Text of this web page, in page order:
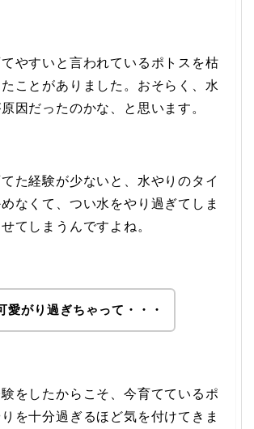
やすいと言われているポトスを枯
ことがありました。おそらく、水
因だったのかな、と思います。
た経験が少ないと、水やりのタイ
なくて、つい水をやり過ぎてしま
てしまうんですよね。
愛がり過ぎちゃって・・・
をしたからこそ、今育てているポ
りを十分過ぎるほど気を付けてきま